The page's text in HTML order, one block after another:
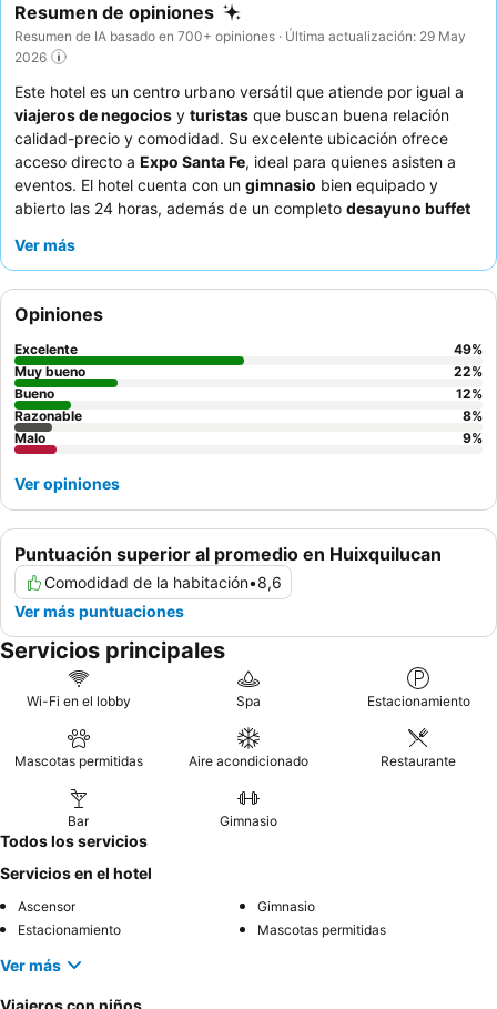
Resumen de opiniones
Resumen de IA basado en 700+ opiniones · Última actualización: 29 May
2026
Este hotel es un centro urbano versátil que atiende por igual a
viajeros de negocios y turistas que buscan buena relación
calidad-precio y comodidad. Su excelente ubicación ofrece
acceso directo a Expo Santa Fe, ideal para quienes asisten a
eventos. El hotel cuenta con un gimnasio bien equipado y
abierto las 24 horas, además de un completo desayuno buffet
alpersonal atento y amable
solicitar una de las amplias habitaciones con camas
excepcionalmente confortables.
Ver más
Puntuación superior al promedio en Huixquilucan
Comodidad de la habitación•8,6
Ver más puntuaciones
Opiniones
Excelente 49%
Muy bueno
22%
Bueno
12%
Razonable
8%
Malo
9%
Ver opiniones
Servicios principales
Wi-Fi en el lobby Spa Estacionamiento
Mascotas permitidas Aire acondicionado Restaurante
Bar Gimnasio
Todos los servicios
Servicios en el hotel
Ascensor
Gimnasio
Estacionamiento
Mascotas permitidas
Ver más